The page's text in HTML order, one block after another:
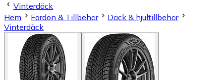
Vinterdäck
Hem
Fordon & Tillbehör
Däck & hjultillbehör
Vinterdäck